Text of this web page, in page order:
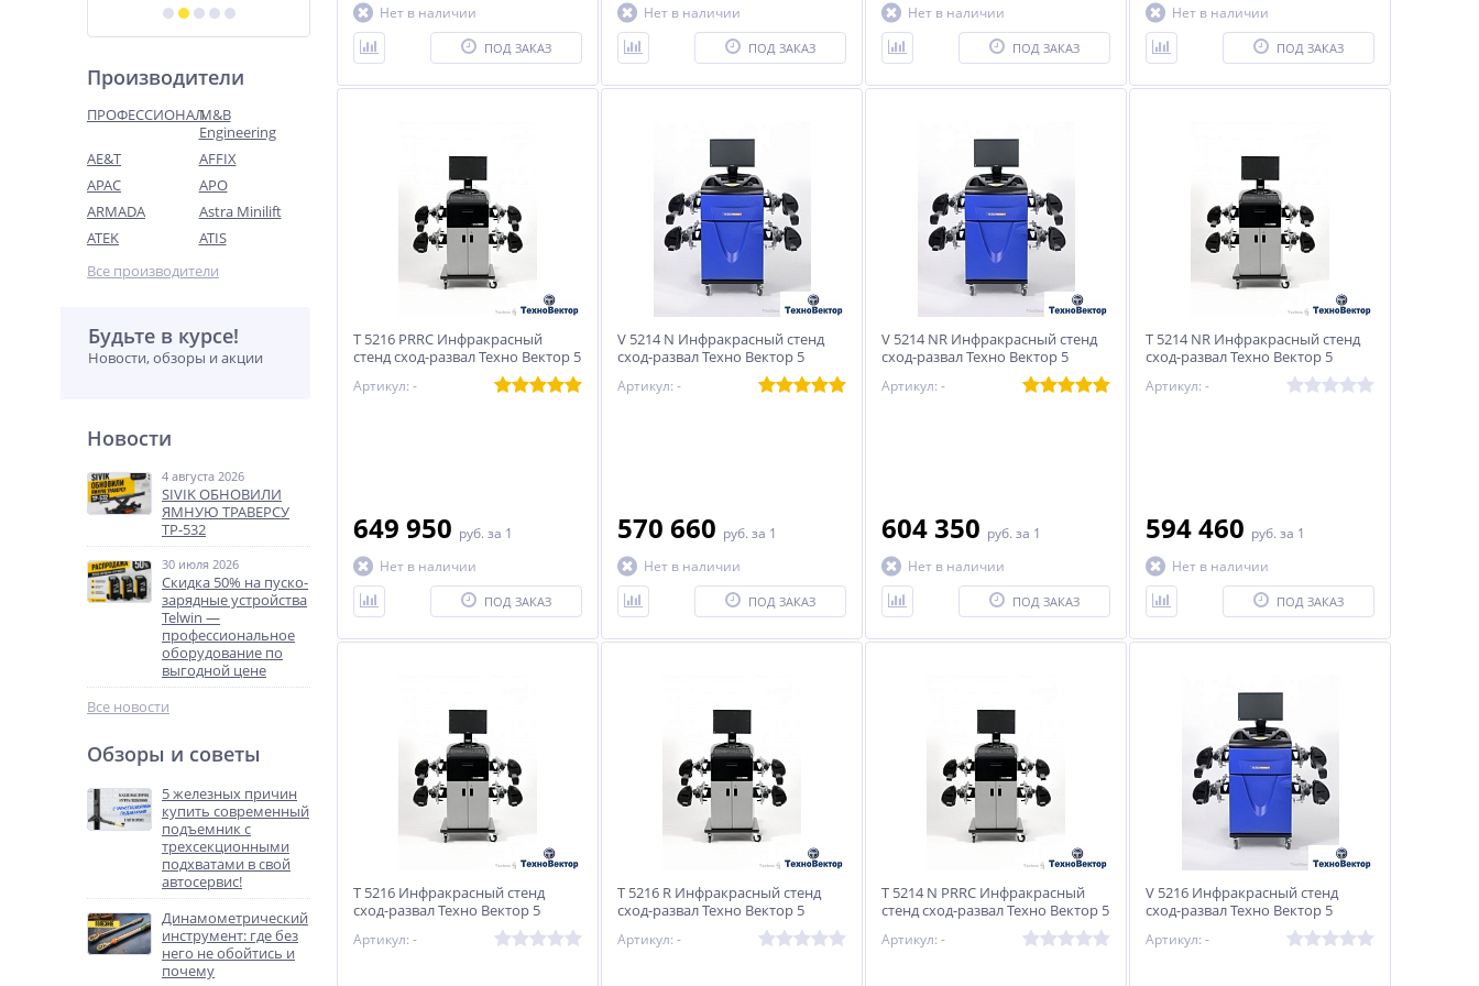
Производители
ПРОФЕССИОНАЛM&B
Engineering
AE&T
AFFIX
APAC
APO
ARMADA
Astra Minilift
ATEK
ATIS
Все производители
Будьте в курсе!
Новости, обзоры и акции
Новости
4 августа 2026
SIVIK ОБНОВИЛИ
ЯМНУЮ ТРАВЕРСУ
ТР-532
30 июля 2026
Скидка 50% на пуско-
зарядные устройства
Telwin —
профессиональное
оборудование по
выгодной цене
Все новости
Обзоры и советы
5 железных причин
купить современный
подъемник с
трехсекционными
подхватами в свой
автосервис!
Динамометрический
инструмент: где без
него не обойтись и
почему
Нет в наличии
ПОД ЗАКАЗ
Нет в наличии
ПОД ЗАКАЗ
Нет в наличии
ПОД ЗАКАЗ
Нет в наличии
ПОД ЗАКАЗ
T 5216 PRRC Инфракрасный
стенд сход-развал Техно Вектор 5
Артикул: -
649 950 руб. за 1
Нет в наличии
ПОД ЗАКАЗ
V 5214 N Инфракрасный стенд
сход-развал Техно Вектор 5
Артикул: -
570 660 руб. за 1
Нет в наличии
ПОД ЗАКАЗ
V 5214 NR Инфракрасный стенд
сход-развал Техно Вектор 5
Артикул: -
604 350 руб. за 1
Нет в наличии
ПОД ЗАКАЗ
T 5214 NR Инфракрасный стенд
сход-развал Техно Вектор 5
Артикул: -
594 460 руб. за 1
Нет в наличии
ПОД ЗАКАЗ
T 5216 Инфракрасный стенд
сход-развал Техно Вектор 5
Артикул: -
T 5216 R Инфракрасный стенд
сход-развал Техно Вектор 5
Артикул: -
T 5214 N PRRC Инфракрасный
стенд сход-развал Техно Вектор 5
Артикул: -
V 5216 Инфракрасный стенд
сход-развал Техно Вектор 5
Артикул: -